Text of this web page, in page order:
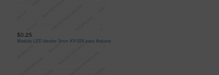
$0.25
Modulo LED bicolor 3mm KY-029 para Arduino